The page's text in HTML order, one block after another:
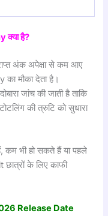
क्या है?
अंक अपेक्षा से कम आए
का मौका देता है।
जांच की जाती है ताकि
की त्रुटि को सुधारा
भी हो सकते हैं या पहले
के लिए काफी
Release Date